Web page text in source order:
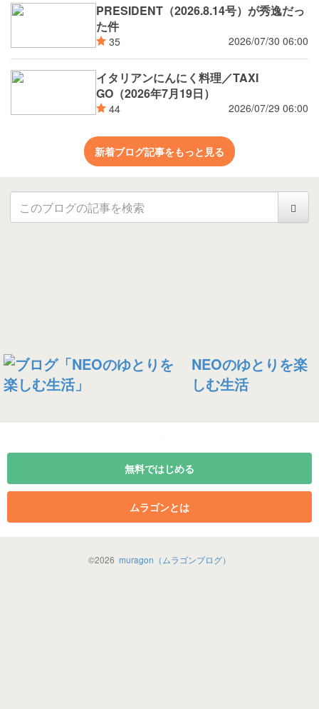
PRESIDENT（2026.8.14号）が秀逸だっ
た件
35 2026/07/30 06:00
イタリアンにんにく料理／TAXI
GO（2026年7月19日）
44 2026/07/29 06:00
新着ブログ記事をもっと見る
NEOのゆとりを楽
しむ生活
無料ではじめる
ムラゴンとは
©2026 muragon（ムラゴンブログ）